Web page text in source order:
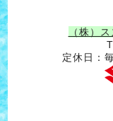
（株）
定休日：